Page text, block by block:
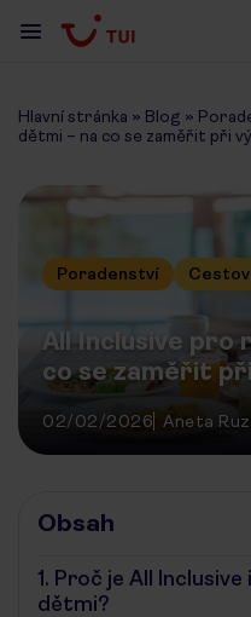
Hlavní stránka » Blog »
dětmi – na co se zaměřit při
Poradenství
All Inclusive pro
co se zaměřit
02/02/2026 Aneta
Obsah
1. Proč je All
dětmi?